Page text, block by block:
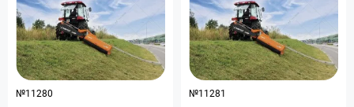
№11280
№11281